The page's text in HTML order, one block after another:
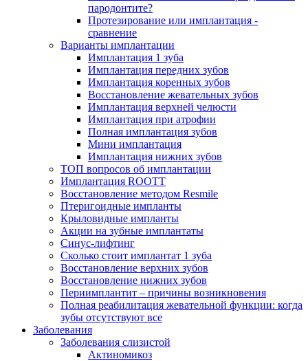
пародонтите?
Протезирование или имплантация -
сравнение
Варианты имплантации
Имплантация 1 зуба
Имплантация передних зубов
Имплантация коренных зубов
Восстановление жевательных зубов
Имплантация верхней челюсти
Имплантация при атрофии
Полная имплантация зубов
Мини имплантация
Имплантация нижних зубов
ТОП вопросов об имплантации
Имплантация ROOTT
Восстановление методом Resmile
Птеригоидные импланты
Крыловидные импланты
Акции на зубные имплантаты
Синус-лифтинг
Сколько стоит имплантат 1 зуба
Восстановление верхних зубов
Восстановление нижних зубов
Периимплантит – причины возникновения
Полная реабилитация жевательной функции: когда
зубы отсутствуют все
Заболевания
Заболевания слизистой
Актиномикоз